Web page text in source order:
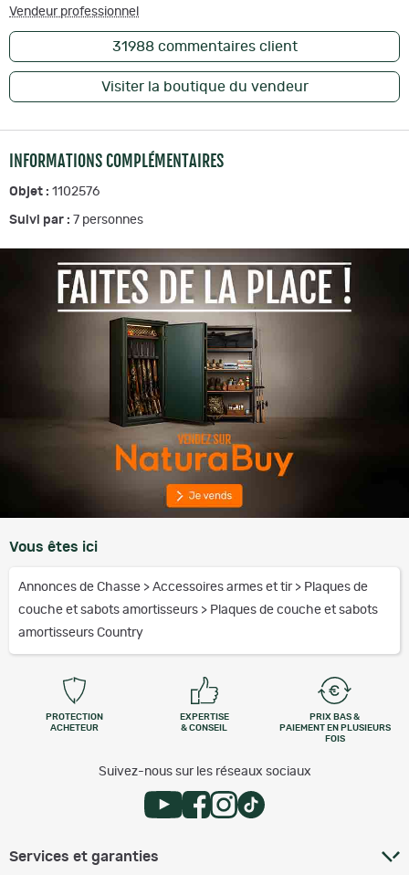
Vendeur professionnel
31988commentaires client
Visiter la boutique du vendeur
INFORMATIONS COMPLÉMENTAIRES
Objet : 1102576
Suivi par : 7 personnes
Vous êtes ici
Annonces de Chasse > Accessoires armes et tir > Plaques de
couche et sabots amortisseurs > Plaques de couche et sabots
amortisseurs Country
PROTECTION
ACHETEUR
EXPERTISE
& CONSEIL
PRIX BAS &
PAIEMENT EN PLUSIEURS
FOIS
Suivez-nous sur les réseaux sociaux
Services et garanties